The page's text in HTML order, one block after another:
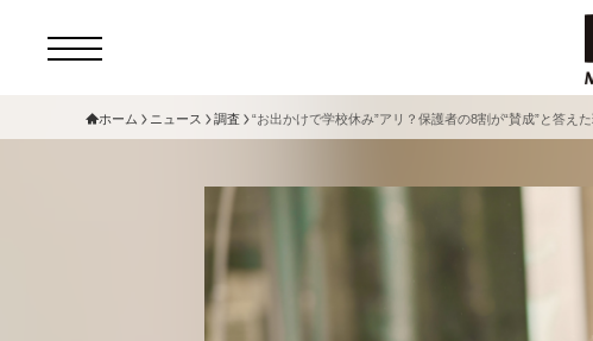
サービ
ホーム ニュース 調査 “お出かけで学校休み”アリ？保護者の8割が“賛成”と答え